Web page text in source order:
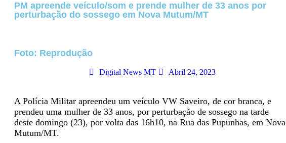
PM apreende veículo/som e prende mulher de 33 anos por
perturbação do sossego em Nova Mutum/MT
Foto: Reprodução
Digital News MT Abril 24, 2023
A Polícia Militar apreendeu um veículo VW Saveiro, de cor branca, e
prendeu uma mulher de 33 anos, por perturbação de sossego na tarde
deste domingo (23), por volta das 16h10, na Rua das Pupunhas, em Nova
Mutum/MT.